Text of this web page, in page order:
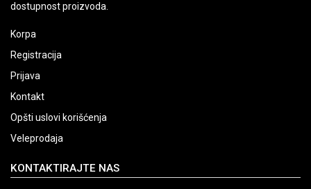
dostupnost proizvoda.
Korpa
Registracija
Prijava
Kontakt
Opšti uslovi korišćenja
Veleprodaja
KONTAKTIRAJTE NAS